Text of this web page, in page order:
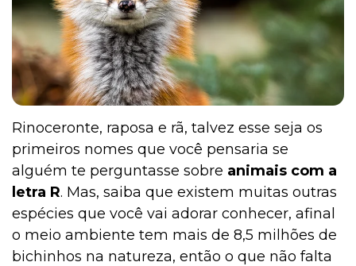
Rinoceronte, raposa e rã, talvez esse seja os
primeiros nomes que você pensaria se
alguém te perguntasse sobre animais com a
letra R. Mas, saiba que existem muitas outras
espécies que você vai adorar conhecer, afinal
o meio ambiente tem mais de 8,5 milhões de
bichinhos na natureza, então o que não falta